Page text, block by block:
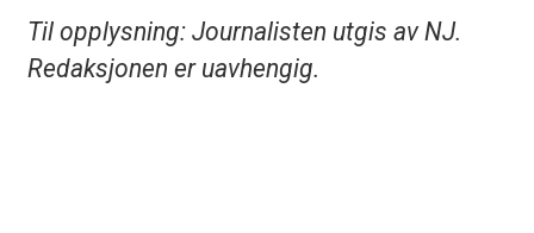
Til opplysning: Journalisten utgis av NJ.
Redaksjonen er uavhengig.